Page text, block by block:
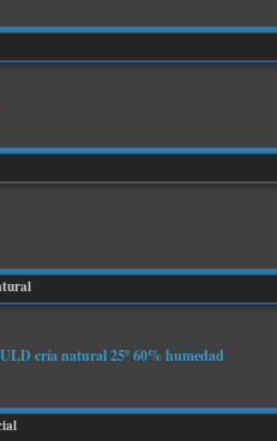
cría natural 25º 60% humedad